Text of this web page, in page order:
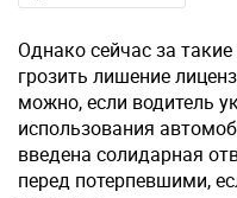
Однако сейчас за
грозить лишение
можно, если водитель
использования
введена солидарная
перед потерпевшими,